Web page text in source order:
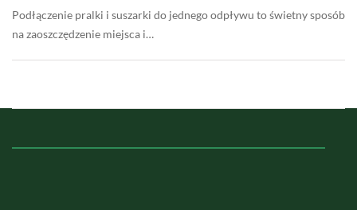
Podłączenie pralki i suszarki do jednego odpływu to świetny sposób
na zaoszczędzenie miejsca i…